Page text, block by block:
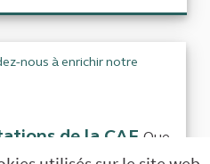
nous à enrichir notre
de la CAF Que
calcul du montant des